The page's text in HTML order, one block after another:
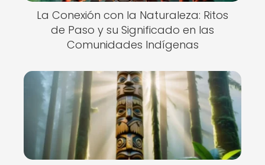
La Conexión con la Naturaleza: Ritos
de Paso y su Significado en las
Comunidades Indígenas